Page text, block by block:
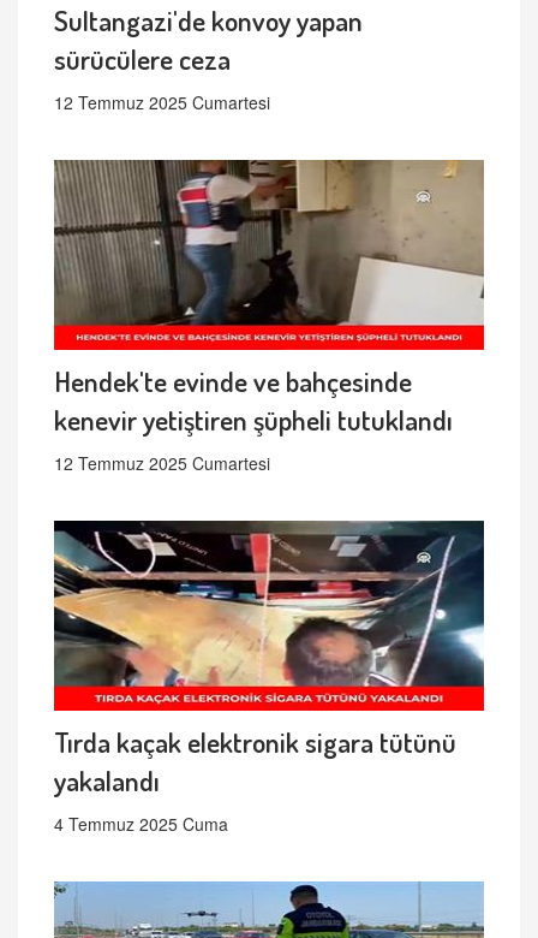
Sultangazi'de konvoy yapan
sürücülere ceza
12 Temmuz 2025 Cumartesi
Hendek'te evinde ve bahçesinde
kenevir yetiştiren şüpheli tutuklandı
12 Temmuz 2025 Cumartesi
Tırda kaçak elektronik sigara tütünü
yakalandı
4 Temmuz 2025 Cuma